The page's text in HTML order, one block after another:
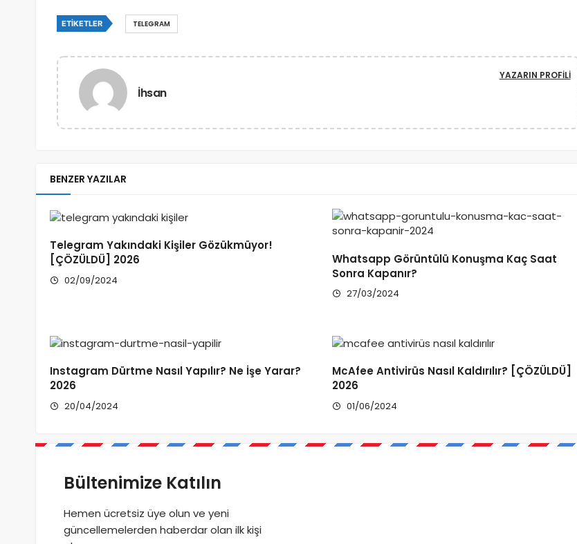
ETIKETLER TELEGRAM
İhsan
YAZARIN PROFILI
BENZER YAZILAR
Telegram Yakındaki Kişiler Gözükmüyor!
[ÇÖZÜLDÜ] 2026
02/09/2024
Whatsapp Görüntülü Konuşma Kaç Saat
Sonra Kapanır?
27/03/2024
Instagram Dürtme Nasıl Yapılır? Ne İşe Yarar?
2026
20/04/2024
McAfee Antivirüs Nasıl Kaldırılır? [ÇÖZÜLDÜ]
2026
01/06/2024
Bültenimize Katılın
Hemen ücretsiz üye olun ve yeni
güncellemelerden haberdar olan ilk kişi